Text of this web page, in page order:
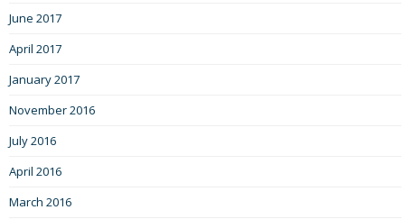
June 2017
April 2017
January 2017
November 2016
July 2016
April 2016
March 2016